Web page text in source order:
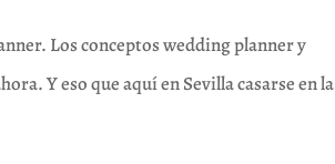
Los conceptos wedding planner y
Y eso que aquí en Sevilla casarse en la